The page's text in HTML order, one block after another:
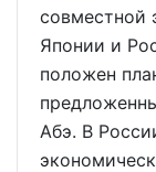
совместной
Японии и
положен
Абэ. В